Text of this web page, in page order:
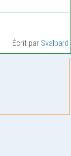
Écrit par Svalbard